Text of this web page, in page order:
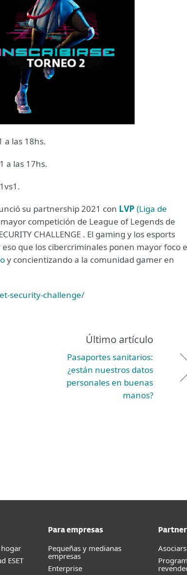
a las 18hs.
a las 17hs.
su partnership 2021 con LVP (Liga de
competición de League of Legends de
CHALLENGE . El gaming y los esports
que los cibercriminales ponen mayor foco
y concientizando a la comunidad gamer en
security-challenge/
Último artículo
Pasaportes sanitarios:
¿están nuestros datos
personales en buenas
manos?
ESET
Para empresas
Pequeñas y medianas
empresas
Enterprise